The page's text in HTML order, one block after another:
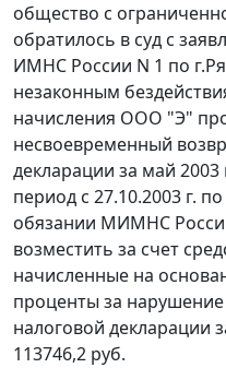
общество с
обратилось в суд с
ИМНС России N 1 по
незаконным
начисления ООО "Э"
несвоевременный
декларации за май 2003
период с 27.10.2003 г.
обязании МИМНС
возместить за счет
начисленные на
проценты за
налоговой декларации
113746,2 руб.